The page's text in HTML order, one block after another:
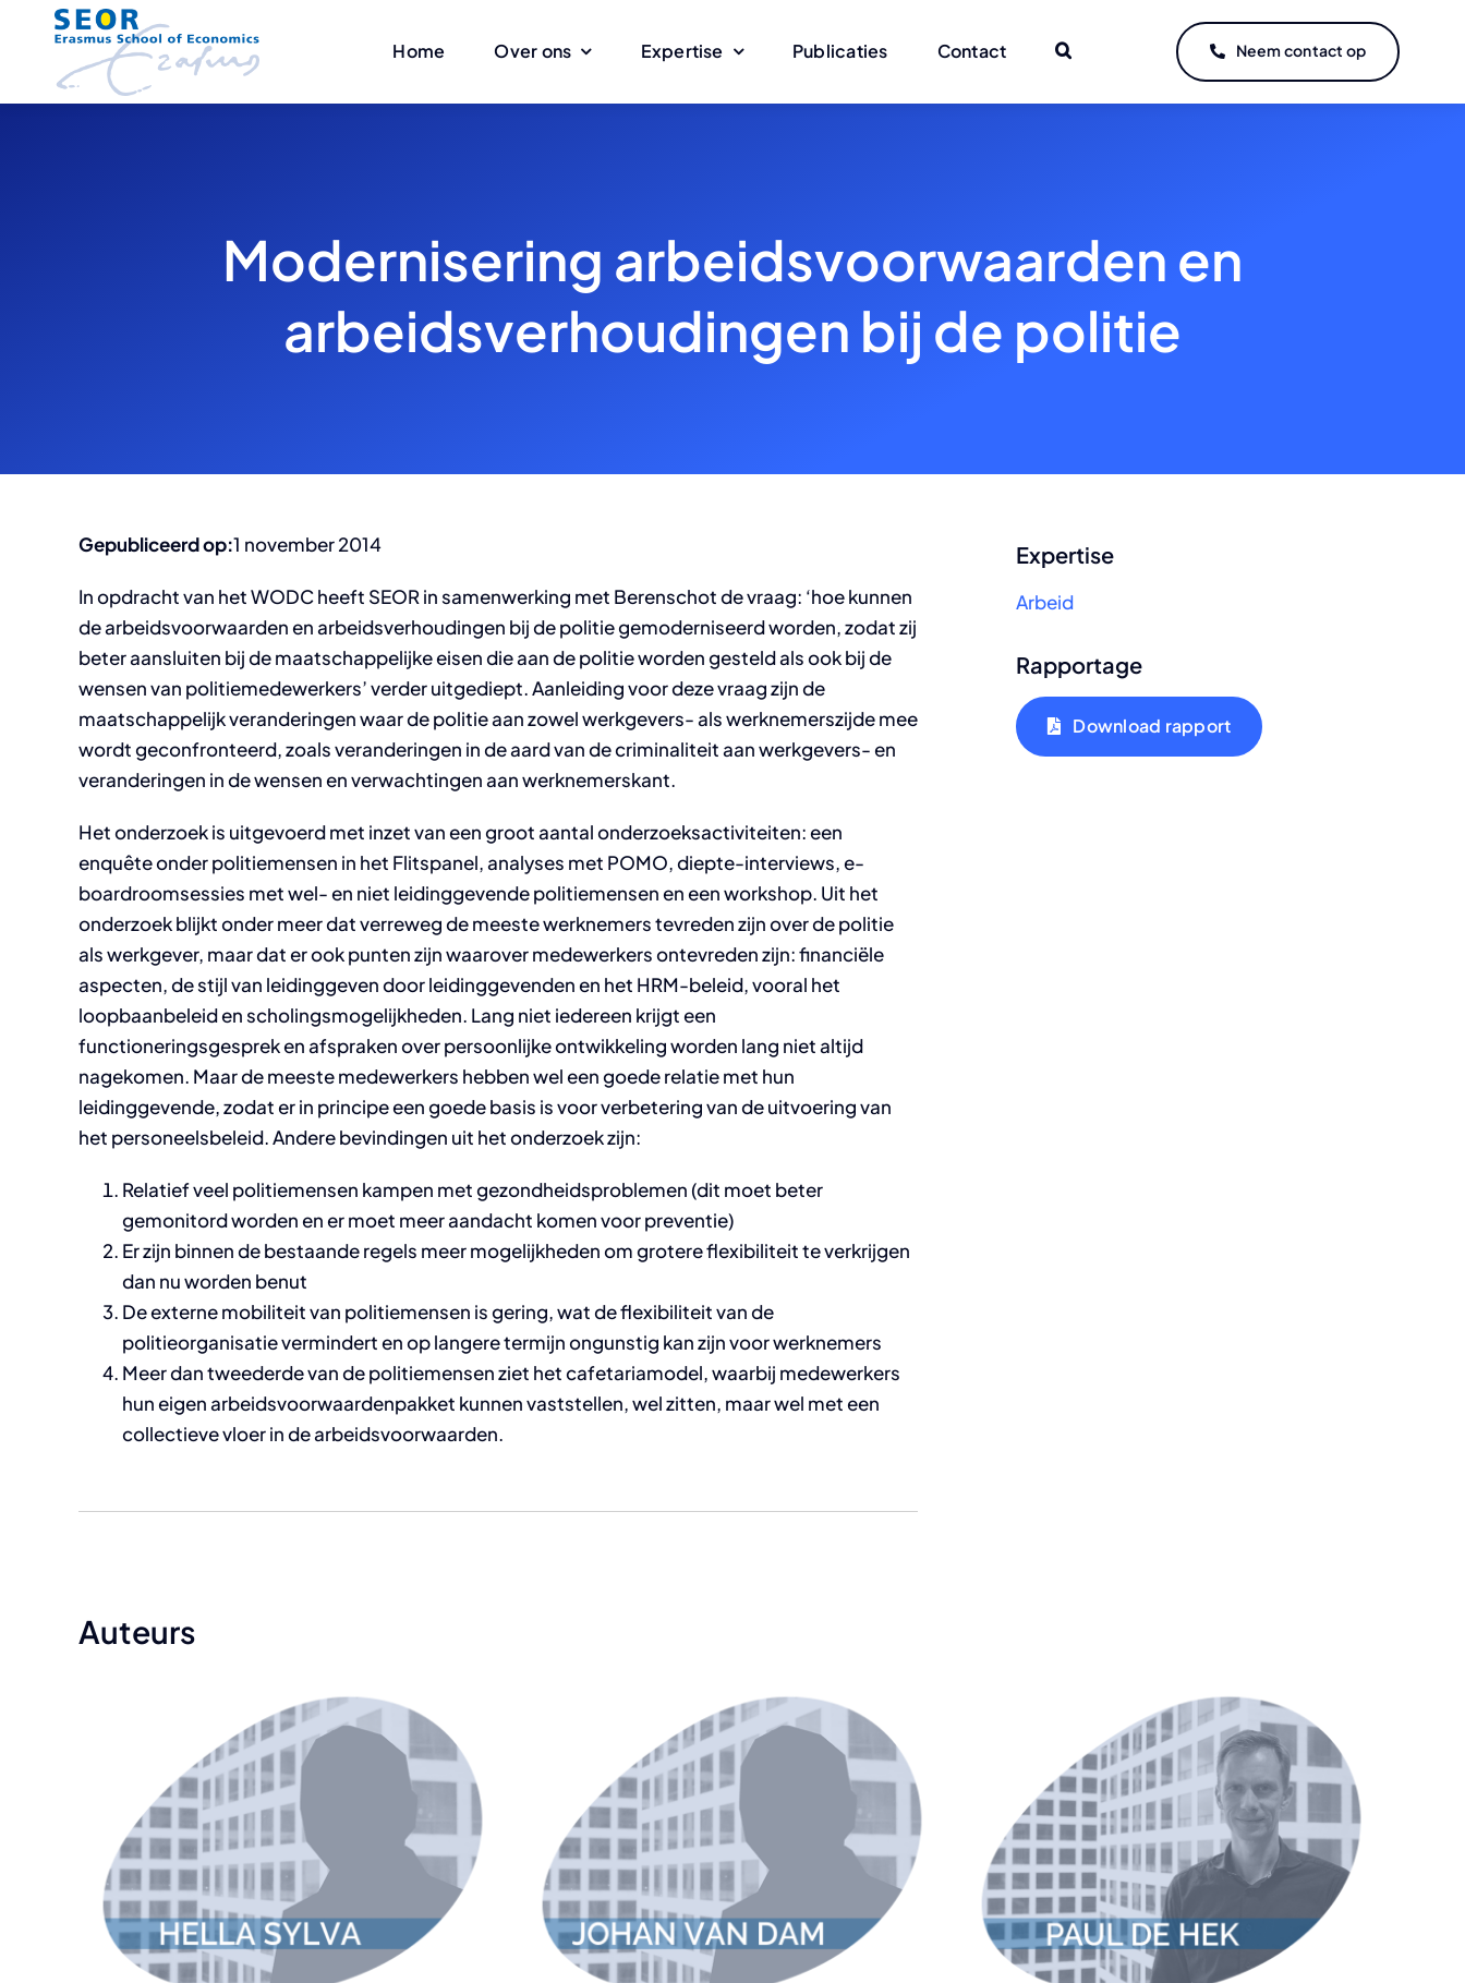
content
Home Over ons Expertise Publicaties Contact Neem contact op
Modernisering arbeidsvoorwaarden en
arbeidsverhoudingen bij de politie
Gepubliceerd op:1 november 2014
In opdracht van het WODC heeft SEOR in samenwerking met Berenschot de vraag: ‘hoe kunnen
de arbeidsvoorwaarden en arbeidsverhoudingen bij de politie gemoderniseerd worden, zodat zij
beter aansluiten bij de maatschappelijke eisen die aan de politie worden gesteld als ook bij de
wensen van politiemedewerkers’ verder uitgediept. Aanleiding voor deze vraag zijn de
maatschappelijk veranderingen waar de politie aan zowel werkgevers- als werknemerszijde mee
wordt geconfronteerd, zoals veranderingen in de aard van de criminaliteit aan werkgevers- en
veranderingen in de wensen en verwachtingen aan werknemerskant.
Het onderzoek is uitgevoerd met inzet van een groot aantal onderzoeksactiviteiten: een
enquête onder politiemensen in het Flitspanel, analyses met POMO, diepte-interviews, e-
boardroomsessies met wel- en niet leidinggevende politiemensen en een workshop. Uit het
onderzoek blijkt onder meer dat verreweg de meeste werknemers tevreden zijn over de politie
als werkgever, maar dat er ook punten zijn waarover medewerkers ontevreden zijn: financiële
aspecten, de stijl van leidinggeven door leidinggevenden en het HRM-beleid, vooral het
loopbaanbeleid en scholingsmogelijkheden. Lang niet iedereen krijgt een
functioneringsgesprek en afspraken over persoonlijke ontwikkeling worden lang niet altijd
nagekomen. Maar de meeste medewerkers hebben wel een goede relatie met hun
leidinggevende, zodat er in principe een goede basis is voor verbetering van de uitvoering van
het personeelsbeleid. Andere bevindingen uit het onderzoek zijn:
Relatief veel politiemensen kampen met gezondheidsproblemen (dit moet beter
gemonitord worden en er moet meer aandacht komen voor preventie)
Er zijn binnen de bestaande regels meer mogelijkheden om grotere flexibiliteit te verkrijgen
dan nu worden benut
De externe mobiliteit van politiemensen is gering, wat de flexibiliteit van de
politieorganisatie vermindert en op langere termijn ongunstig kan zijn voor werknemers
Meer dan tweederde van de politiemensen ziet het cafetariamodel, waarbij medewerkers
hun eigen arbeidsvoorwaardenpakket kunnen vaststellen, wel zitten, maar wel met een
collectieve vloer in de arbeidsvoorwaarden.
Expertise
Arbeid
Rapportage
Download rapport
Auteurs